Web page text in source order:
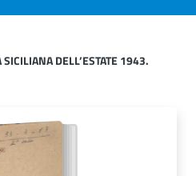
DELL’ESTATE 1943.